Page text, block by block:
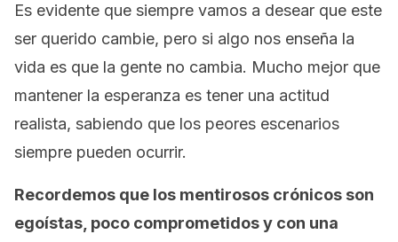
Es evidente que siempre vamos a desear que este
ser querido cambie, pero si algo nos enseña la
vida es que la gente no cambia. Mucho mejor que
mantener la esperanza es tener una actitud
realista, sabiendo que los peores escenarios
siempre pueden ocurrir.
Recordemos que los mentirosos crónicos son
egoístas, poco comprometidos y con una